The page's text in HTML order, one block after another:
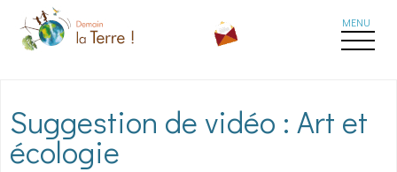
Aller au contenu principal
Suggestion de vidéo : Art et
écologie